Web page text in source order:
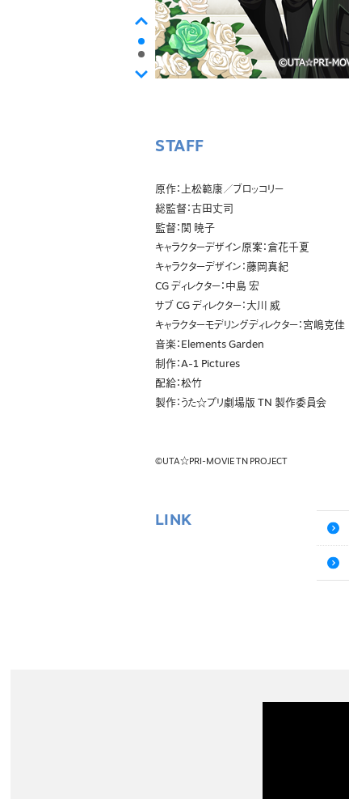
STAFF
原作：上松範康／ブロッコリー
総監督：古⽥丈司
監督：関 暁⼦
キャラクターデザイン原案：倉花千夏
キャラクターデザイン：藤岡真紀
CG ディレクター：中島 宏
サブ CG ディレクター：⼤川 威
キャラクターモデリングディレクター：宮嶋克佳
⾳楽：Elements Garden
制作：A-1 Pictures
配給：松⽵
製作：うた☆プリ劇場版 TN 製作委員会
©UTA☆PRI-MOVIE TN PROJECT
LINK